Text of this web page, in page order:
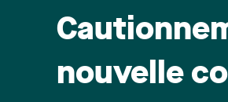
nouvelle